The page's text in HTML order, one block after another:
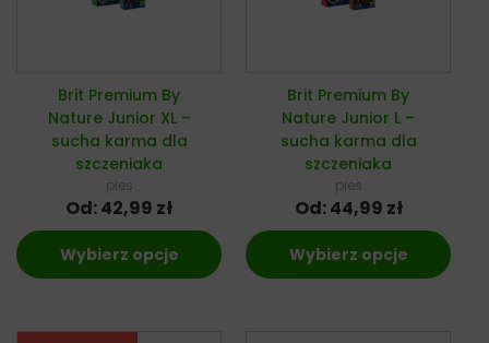
Brit Premium By
Nature Junior XL –
sucha karma dla
szczeniaka
pies
Od:42,99 zł
Wybierz opcje
Brit Premium By
Nature Junior L –
sucha karma dla
szczeniaka
pies
Od:44,99 zł
Wybierz opcje